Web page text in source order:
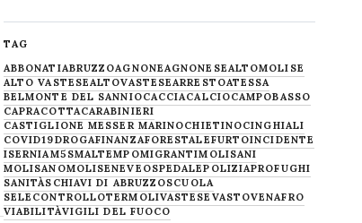
TAG
ABBONATIABRUZZOAGNONEAGNONESEALTOMOLISE
ALTO VASTESEALTOVASTESEARRESTOATESSA
BELMONTE DEL SANNIOCACCIACALCIOCAMPOBASSO
CAPRACOTTACARABINIERI
CASTIGLIONE MESSER MARINOCHIETINOCINGHIALI
COVID19DROGAFINANZAFORESTALEFURTOINCIDENTE
ISERNIAM5SMALTEMPOMIGRANTIMOLISANI
MOLISANOMOLISENEVE OSPEDALEPOLIZIAPROFUGHI
SANITÀSCHIAVI DI ABRUZZOSCUOLA
SELECONTROLLOTERMOLIVASTESE VASTOVENAFRO
VIABILITÀVIGILI DEL FUOCO